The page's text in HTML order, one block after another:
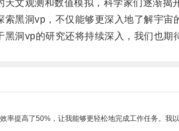
观测和数值模拟，科学家们逐渐揭
洞vp，不仅能够更深入地了解宇宙
vp的研究还将持续深入，我们也期
率提高了50%，让我能够更轻松地完成工作任务。我